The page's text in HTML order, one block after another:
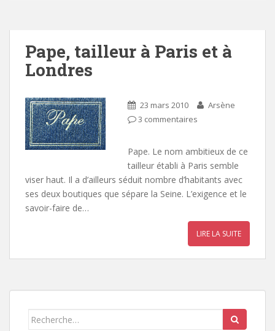
Pape, tailleur à Paris et à
Londres
23 mars 2010
Arsène
3 commentaires
Pape. Le nom ambitieux de ce
tailleur établi à Paris semble
viser haut. Il a d’ailleurs séduit nombre d’habitants avec
ses deux boutiques que sépare la Seine. L’exigence et le
savoir-faire de…
LIRE LA SUITE
Search